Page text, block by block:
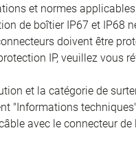
et normes
de boîtier IP67 et IP68
doivent être
IP, veuillez vous
et la catégorie de
"Informations
avec le connecteur